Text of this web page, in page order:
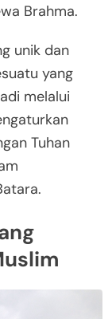
Brahma.
unik dan
yang
melalui
Tuhan